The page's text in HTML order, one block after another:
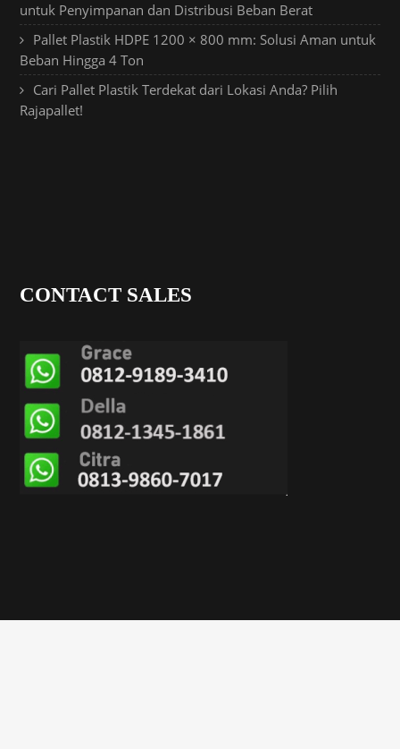
untuk Penyimpanan dan Distribusi Beban Berat
Pallet Plastik HDPE 1200 × 800 mm: Solusi Aman untuk
Beban Hingga 4 Ton
Cari Pallet Plastik Terdekat dari Lokasi Anda? Pilih
Rajapallet!
CONTACT SALES